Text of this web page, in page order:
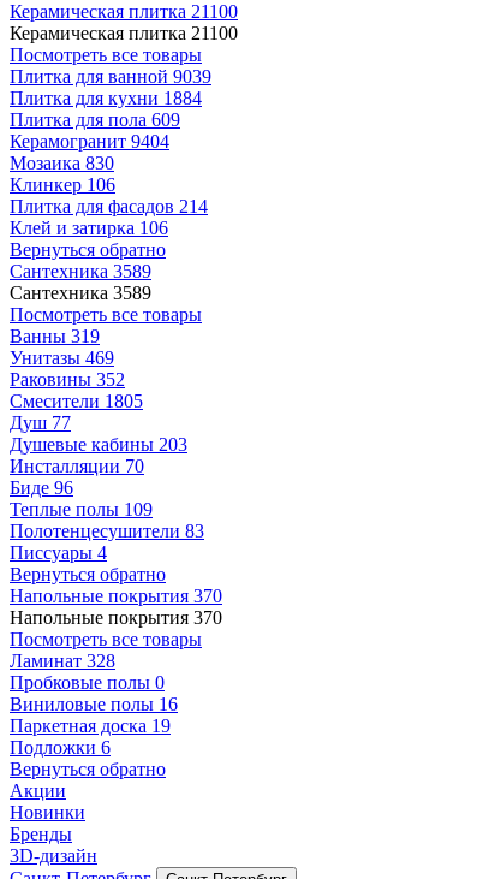
Керамическая плитка 21100
Керамическая плитка 21100
Посмотреть все товары
Плитка для ванной 9039
Плитка для кухни 1884
Плитка для пола 609
Керамогранит 9404
Мозаика 830
Клинкер 106
Плитка для фасадов 214
Клей и затирка 106
Вернуться обратно
Сантехника 3589
Сантехника 3589
Посмотреть все товары
Ванны 319
Унитазы 469
Раковины 352
Смесители 1805
Душ 77
Душевые кабины 203
Инсталляции 70
Биде 96
Теплые полы 109
Полотенцесушители 83
Писсуары 4
Вернуться обратно
Напольные покрытия 370
Напольные покрытия 370
Посмотреть все товары
Ламинат 328
Пробковые полы 0
Виниловые полы 16
Паркетная доска 19
Подложки 6
Вернуться обратно
Акции
Новинки
Бренды
3D-дизайн